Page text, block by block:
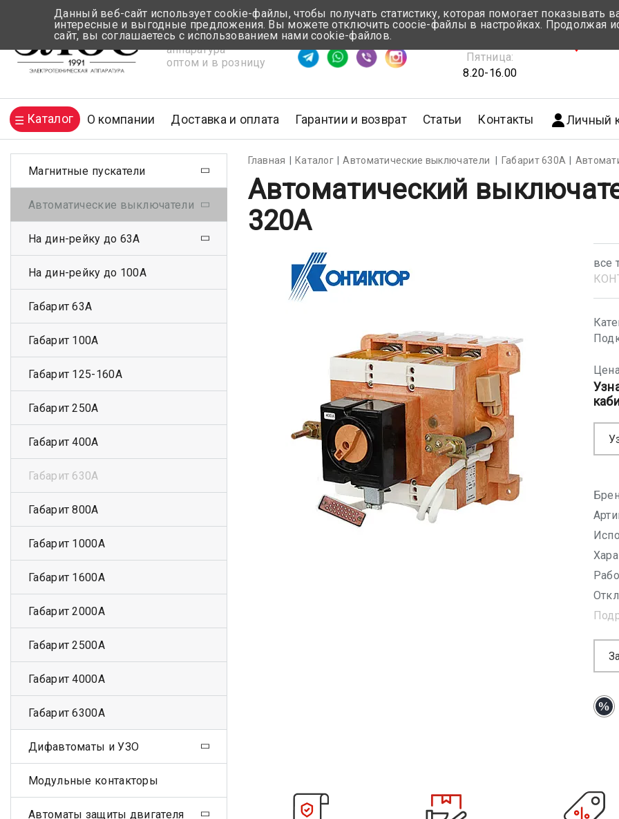
Электротехническая
аппаратура
оптом и в розницу
Время ответа ≈ 5 мин
Понедельник-Четверг:
Пятница:
8.20-16.00
Каталог О компании Доставка и оплата Гарантии и возврат Статьи Контакты Личный
Главная Каталог Автоматические выключатели Габарит 630А
Автоматический
320А
все
Магнитные пускатели
Автоматические выключатели
На дин-рейку до 63А
На дин-рейку до 100А
Габарит 63А
Габарит 100А
Габарит 125-160А
Габарит 250А
Габарит 400А
Габарит 630А
Габарит 800А
Габарит 1000А
Габарит 1600А
Габарит 2000А
Габарит 2500А
Габарит 4000А
Габарит 6300А
Дифавтоматы и УЗО
Модульные контакторы
Автоматы защиты двигателя
Данный веб-сайт использует cookie-файлы, чтобы получать статистику, которая помогает показывать
интересные и выгодные предложения. Вы можете отключить coocie-файлы в настройках. Продолжая
сайт, вы соглашаетесь с использованием нами cookie-файлов.